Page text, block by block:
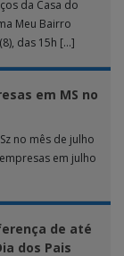
da Casa do
Meu Bairro
das 15h […]
em MS no
no mês de julho
em julho
de até
dos Pais